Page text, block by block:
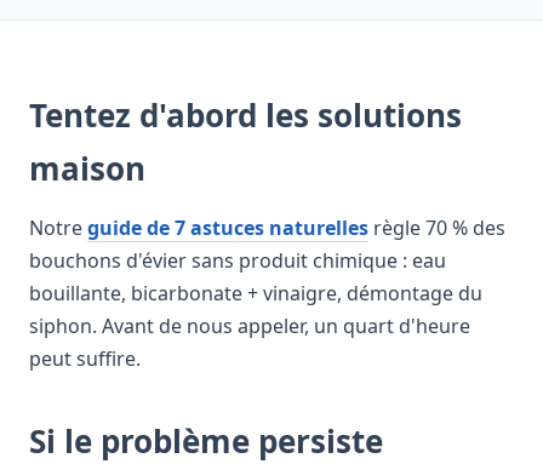
Tentez d'abord les solutions
maison
Notreguide de 7 astuces naturelles règle 70 % des
bouchons d'évier sans produit chimique : eau
bouillante, bicarbonate + vinaigre, démontage du
siphon. Avant de nous appeler, un quart d'heure
peut suffire.
Si le problème persiste